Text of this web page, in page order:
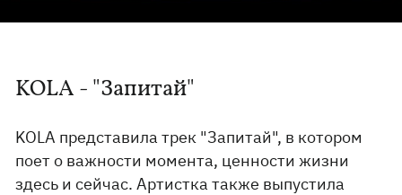
KOLA - "Запитай"
KOLA представила трек "Запитай", в котором
поет о важности момента, ценности жизни
здесь и сейчас. Артистка также выпустила